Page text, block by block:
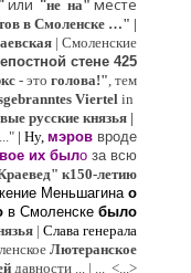
или "не на" месте
в Смоленске …" |
аевская | Смоленские
стене 425
- это голова!", тем
Viertel in
русские князья |
| Ну, мэров вроде
их было за всю
к150-летию
Меньшагинао
в Смоленске было
| Слава генерала
Лютерaнское
давности ... | ... <...>